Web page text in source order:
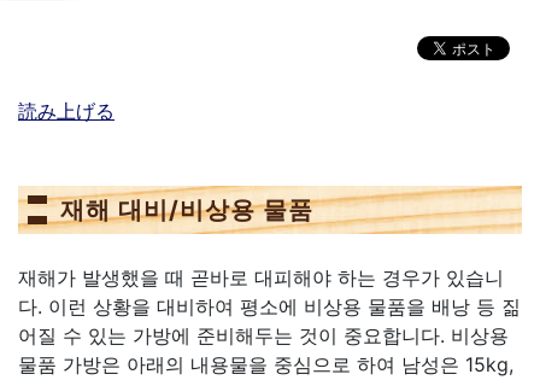
読み上げる
재해 대비/비상용 물품
재해가 발생했을 때 곧바로 대피해야 하는 경우가 있습니
다. 이런 상황을 대비하여 평소에 비상용 물품을 배낭 등 짊
어질 수 있는 가방에 준비해두는 것이 중요합니다. 비상용
물품 가방은 아래의 내용물을 중심으로 하여 남성은 15kg,